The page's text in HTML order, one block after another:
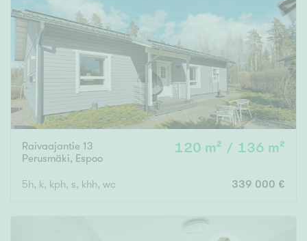
Raivaajantie 13
Perusmäki, Espoo
120 m² / 136 m²
5h, k, kph, s, khh, wc 339 000 €